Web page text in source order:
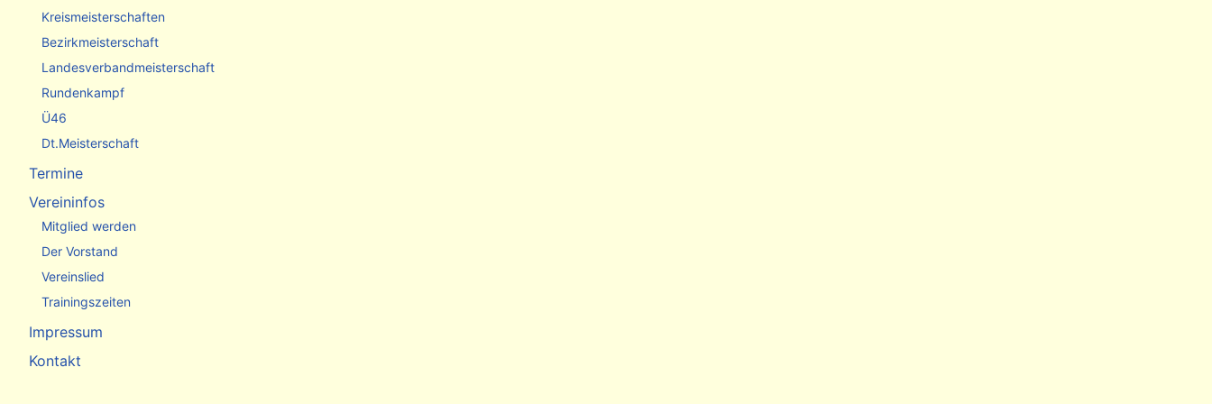
Kreismeisterschaften
Bezirkmeisterschaft
Landesverbandmeisterschaft
Rundenkampf
Ü46
Dt.Meisterschaft
Termine
Vereininfos
Mitglied werden
Der Vorstand
Vereinslied
Trainingszeiten
Impressum
Kontakt